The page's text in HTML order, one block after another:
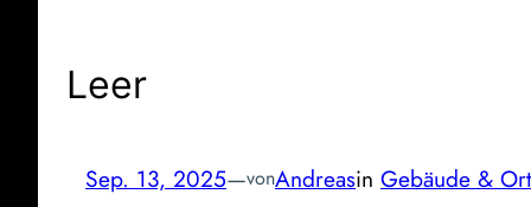
Leer
Sep. 13, 2025—vonAndreasin Gebäude &